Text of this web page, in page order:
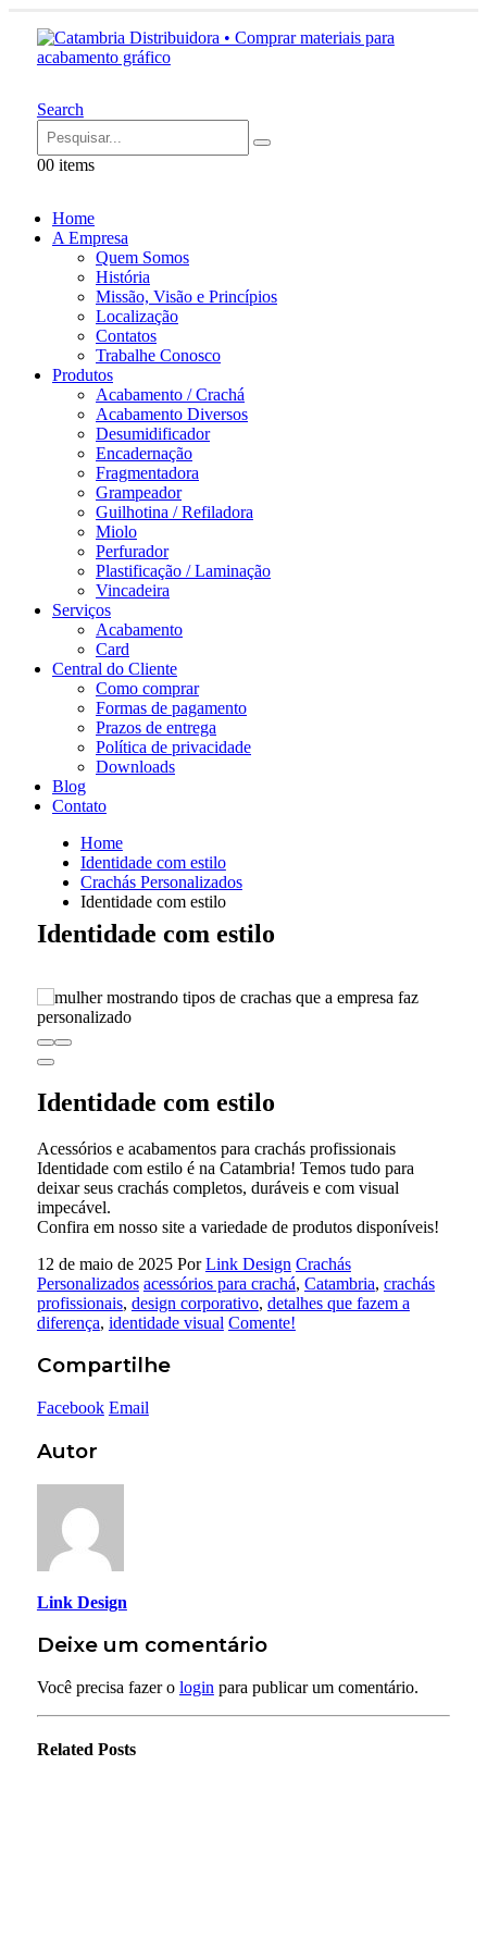
Search
00 items
Home
A Empresa
Quem Somos
História
Missão, Visão e Princípios
Localização
Contatos
Trabalhe Conosco
Produtos
Acabamento / Crachá
Acabamento Diversos
Desumidificador
Encadernação
Fragmentadora
Grampeador
Guilhotina / Refiladora
Miolo
Perfurador
Plastificação / Laminação
Vincadeira
Serviços
Acabamento
Card
Central do Cliente
Como comprar
Formas de pagamento
Prazos de entrega
Política de privacidade
Downloads
Blog
Contato
Home
Identidade com estilo
Crachás Personalizados
Identidade com estilo
Identidade com estilo
Identidade com estilo
Acessórios e acabamentos para crachás profissionais
Identidade com estilo é na Catambria! Temos tudo para
deixar seus crachás completos, duráveis e com visual
impecável.
Confira em nosso site a variedade de produtos disponíveis!
12 de maio de 2025 Por Link Design Crachás
Personalizados acessórios para crachá, Catambria, crachás
profissionais, design corporativo, detalhes que fazem a
diferença, identidade visual Comente!
Compartilhe
Facebook Email
Autor
Link Design
Deixe um comentário
Você precisa fazer o login para publicar um comentário.
Related Posts